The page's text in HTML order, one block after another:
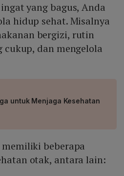
yang bagus, Anda
hidup sehat. Misalnya
bergizi, rutin
dan mengelola
untuk Menjaga Kesehatan
beberapa
otak, antara lain: